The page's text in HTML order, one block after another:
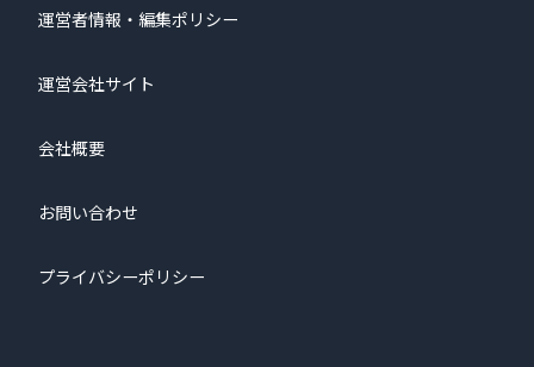
運営者情報・編集ポリシー
運営会社サイト
会社概要
お問い合わせ
プライバシーポリシー